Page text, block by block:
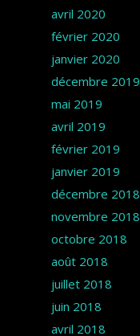
avril 2020
février 2020
janvier 2020
décembre 2019
mai 2019
avril 2019
février 2019
janvier 2019
décembre 2018
novembre 2018
octobre 2018
août 2018
juillet 2018
juin 2018
avril 2018